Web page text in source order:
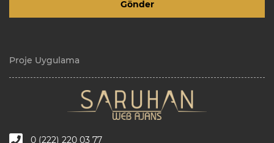
Proje Uygulama
0 (222) 220 03 77